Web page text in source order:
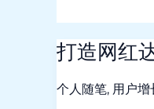
打造网红
个人随笔, 用户增
打
网